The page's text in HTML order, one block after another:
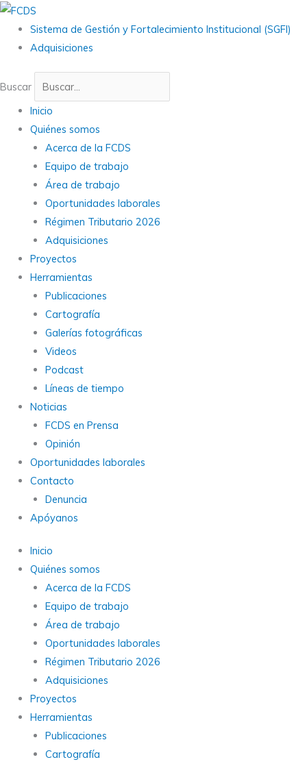
Ir
contenido
Main
Menu
Sistema de Gestión y Fortalecimiento Institucional (SGFI)
Adquisiciones
Buscar
Main
Menu
Inicio
Quiénes somos
Acerca de la FCDS
Equipo de trabajo
Área de trabajo
Oportunidades laborales
Régimen Tributario 2026
Adquisiciones
Proyectos
Herramientas
Publicaciones
Cartografía
Galerías fotográficas
Videos
Podcast
Líneas de tiempo
Noticias
FCDS en Prensa
Opinión
Oportunidades laborales
Contacto
Denuncia
Apóyanos
Main
Menu
Inicio
Quiénes somos
Acerca de la FCDS
Equipo de trabajo
Área de trabajo
Oportunidades laborales
Régimen Tributario 2026
Adquisiciones
Proyectos
Herramientas
Publicaciones
Cartografía